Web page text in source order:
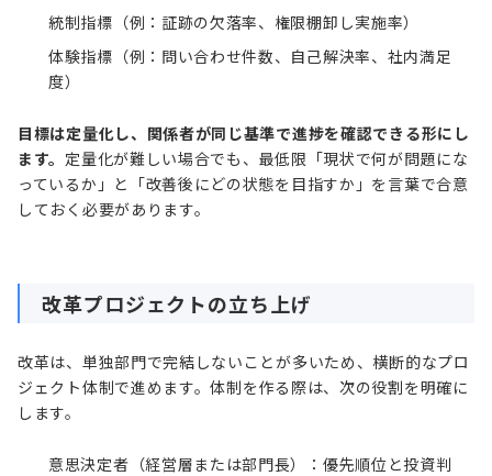
統制指標（例：証跡の欠落率、権限棚卸し実施率）
体験指標（例：問い合わせ件数、自己解決率、社内満足
度）
目標は定量化し、関係者が同じ基準で進捗を確認できる形にし
ます。 定量化が難しい場合でも、最低限「現状で何が問題にな
っているか」と「改善後にどの状態を目指すか」を言葉で合意
しておく必要があります。
改革プロジェクトの立ち上げ
改革は、単独部門で完結しないことが多いため、横断的なプロ
ジェクト体制で進めます。体制を作る際は、次の役割を明確に
します。
意思決定者（経営層または部門長）：優先順位と投資判